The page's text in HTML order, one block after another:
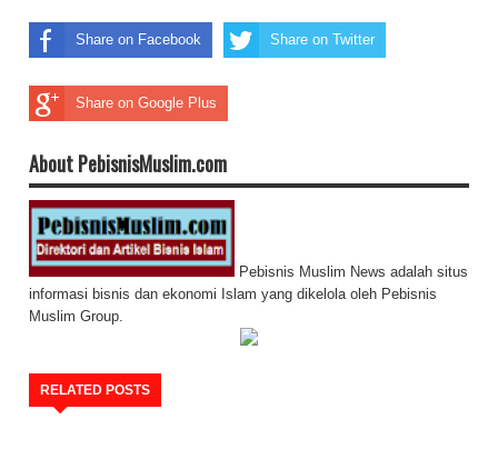
Share on Facebook Share on Twitter
Share on Google Plus
About PebisnisMuslim.com
Pebisnis Muslim News adalah situs
informasi bisnis dan ekonomi Islam yang dikelola oleh Pebisnis
Muslim Group.
RELATED POSTS